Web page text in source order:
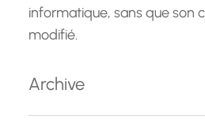
informatique, sans que son
modifié.
Archive